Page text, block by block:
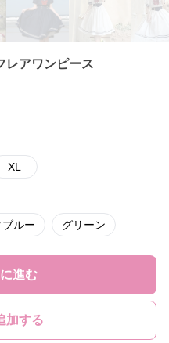
アワンピース
XL
ブルー グリーン
進む
加する